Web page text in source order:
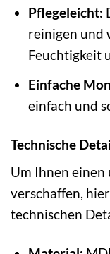
Pflegeleicht:
reinigen und
Feuchtigkeit
Einfache
einfach und
Technische
Um Ihnen einen
verschaffen,
technischen